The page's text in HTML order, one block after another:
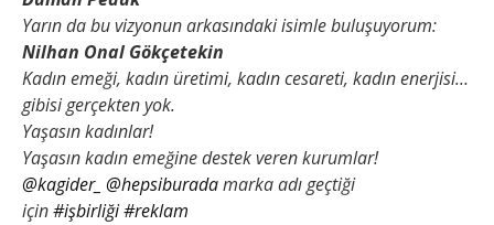
Yarın da bu vizyonun arkasındaki isimle buluşuyorum:
Nilhan Onal Gökçetekin
Kadın emeği, kadın üretimi, kadın cesareti, kadın enerjisi…
gibisi gerçekten yok.
Yaşasın kadınlar!
Yaşasın kadın emeğine destek veren kurumlar!
@kagider_ @hepsiburadamarka adı geçtiği
için#işbirliği#reklam